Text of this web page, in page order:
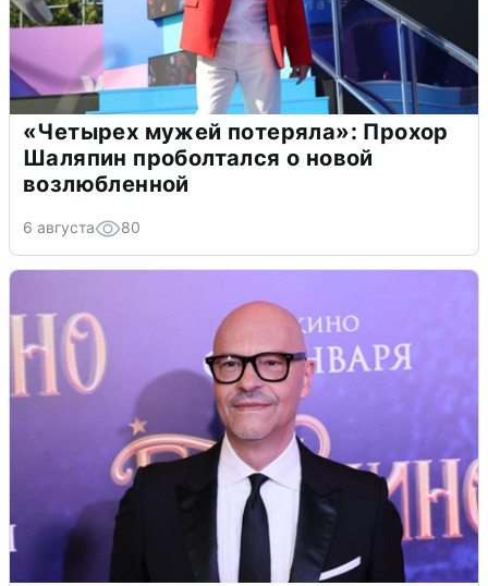
«Четырех мужей потеряла»: Прохор
Шаляпин проболтался о новой
возлюбленной
6 августа 80